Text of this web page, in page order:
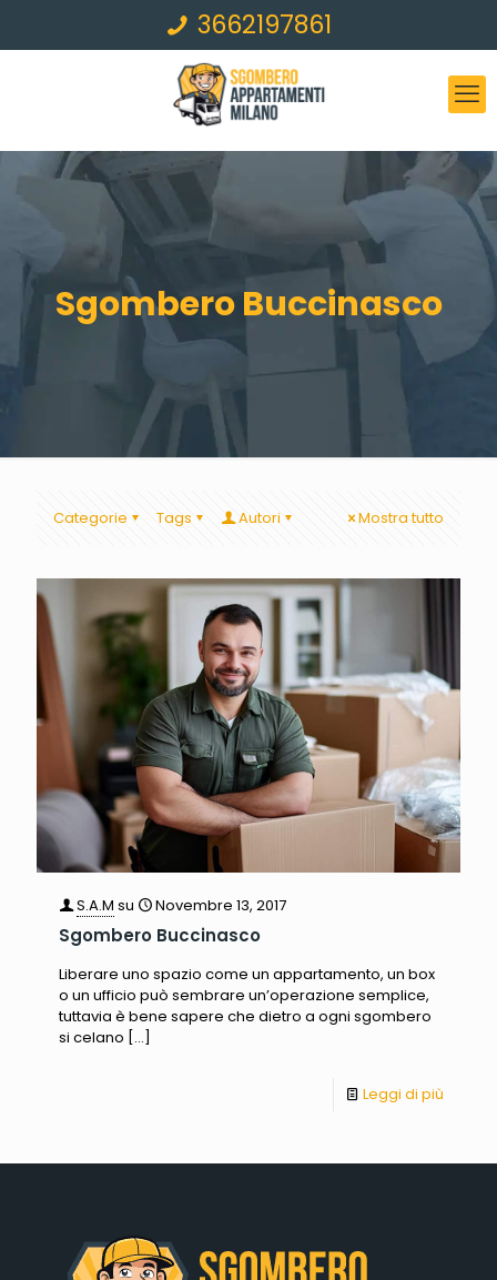
3662197861
Sgombero Buccinasco
Categorie Tags Autori Mostra tutto
S.A.M su Novembre 13, 2017
Sgombero Buccinasco
Liberare uno spazio come un appartamento, un box
o un ufficio può sembrare un’operazione semplice,
tuttavia è bene sapere che dietro a ogni sgombero
si celano […]
Leggi di più